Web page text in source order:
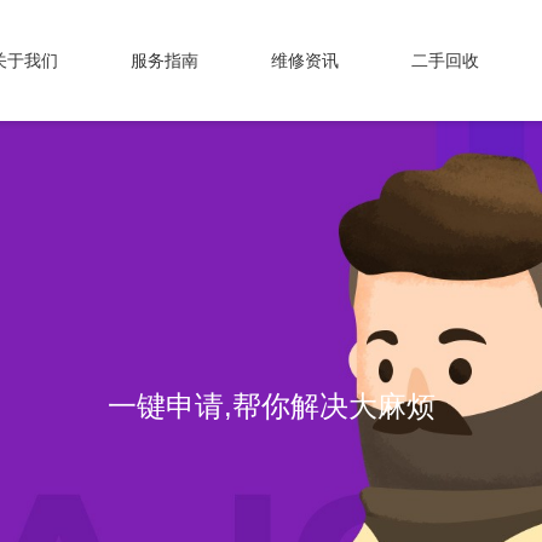
于我们 服务指南 维修资讯 二手回收
专业维修，我们值得信赖！